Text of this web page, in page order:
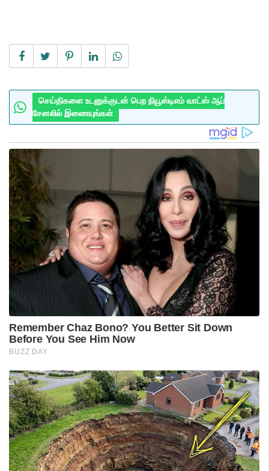
செய்திகளை உடனுக்குடன் பெற நியூஸ்டிஎம் வாட்ஸ் ஆப்
சேனலில் இணையுங்கள்